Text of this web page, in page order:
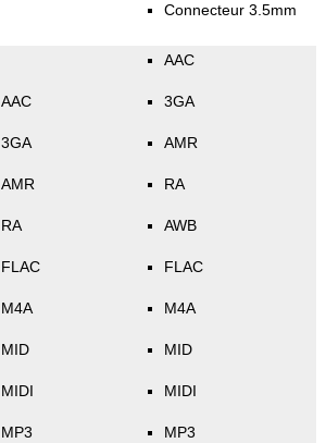
Connecteur 3.5mm
AAC
3GA
AMR
RA
FLAC
M4A
MID
MIDI
MP3
AAC
3GA
AMR
RA
AWB
FLAC
M4A
MID
MIDI
MP3